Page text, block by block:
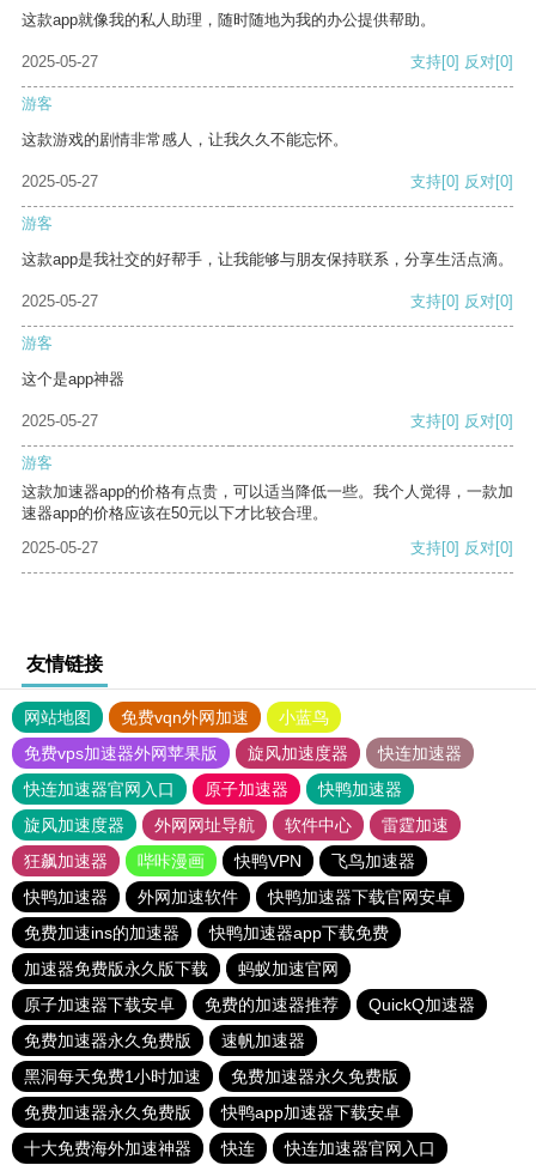
这款app就像我的私人助理，随时随地为我的办公提供帮助。
2025-05-27 支持[0] 反对[0]
游客
这款游戏的剧情非常感人，让我久久不能忘怀。
2025-05-27 支持[0] 反对[0]
游客
这款app是我社交的好帮手，让我能够与朋友保持联系，分享生活点滴。
2025-05-27 支持[0] 反对[0]
游客
这个是app神器
2025-05-27 支持[0] 反对[0]
游客
这款加速器app的价格有点贵，可以适当降低一些。我个人觉得，一款加
速器app的价格应该在50元以下才比较合理。
2025-05-27
支持[0] 反对[0]
友情链接
网站地图 免费vqn外网加速
小蓝鸟
免费vps加速器外网苹果版
旋风加速度器
快连加速器
快连加速器官网入口
原子加速器
快鸭加速器
旋风加速度器
外网网址导航 软件中心
雷霆加速
狂飙加速器
哔咔漫画 快鸭VPN
飞鸟加速器
快鸭加速器
外网加速软件
快鸭加速器下载官网安卓
免费加速ins的加速器
快鸭加速器app下载免费
加速器免费版永久版下载
蚂蚁加速官网
原子加速器下载安卓
免费的加速器推荐
QuickQ加速器
免费加速器永久免费版
速帆加速器
黑洞每天免费1小时加速
免费加速器永久免费版
免费加速器永久免费版
快鸭app加速器下载安卓
十大免费海外加速神器
快连 快连加速器官网入口